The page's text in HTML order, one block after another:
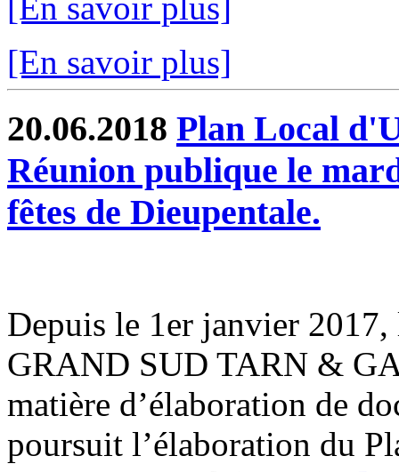
[En savoir plus]
[En savoir plus]
20.06.2018 Plan Local
Réunion publique le
fêtes de Dieupentale.
Depuis le 1er janvier
GRAND SUD TARN &
matière d’élaboration de
poursuit l’élaboration du